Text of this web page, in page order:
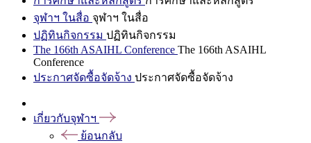
จุฬาฯ ในสื่อ จุฬาฯ ในสื่อ
ปฏิทินกิจกรรม ปฏิทินกิจกรรม
The 166th ASAIHL Conference The 166th ASAIHL
Conference
ประกาศจัดซื้อจัดจ้าง ประกาศจัดซื้อจัดจ้าง
เกี่ยวกับจุฬาฯ
ย้อนกลับ